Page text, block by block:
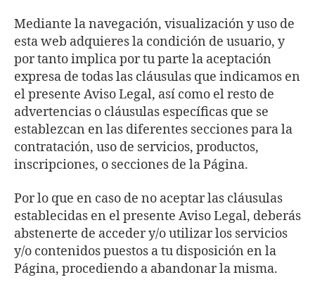
Mediante la navegación, visualización y uso de
esta web adquieres la condición de usuario, y
por tanto implica por tu parte la aceptación
expresa de todas las cláusulas que indicamos en
el presente Aviso Legal, así como el resto de
advertencias o cláusulas específicas que se
establezcan en las diferentes secciones para la
contratación, uso de servicios, productos,
inscripciones, o secciones de la Página.
Por lo que en caso de no aceptar las cláusulas
establecidas en el presente Aviso Legal, deberás
abstenerte de acceder y/o utilizar los servicios
y/o contenidos puestos a tu disposición en la
Página, procediendo a abandonar la misma.